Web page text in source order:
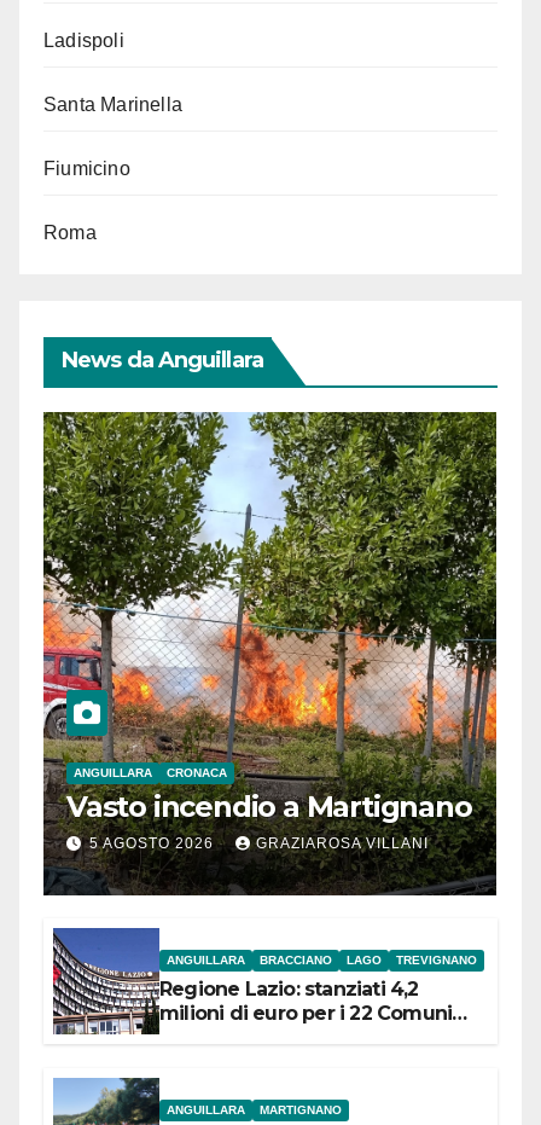
Ladispoli
Santa Marinella
Fiumicino
Roma
News da Anguillara
ANGUILLARA CRONACA
Vasto incendio a Martignano
5 AGOSTO 2026 GRAZIAROSA VILLANI
ANGUILLARA BRACCIANO LAGO TREVIGNANO
Regione Lazio: stanziati 4,2
milioni di euro per i 22 Comuni
ANGUILLARA MARTIGNANO